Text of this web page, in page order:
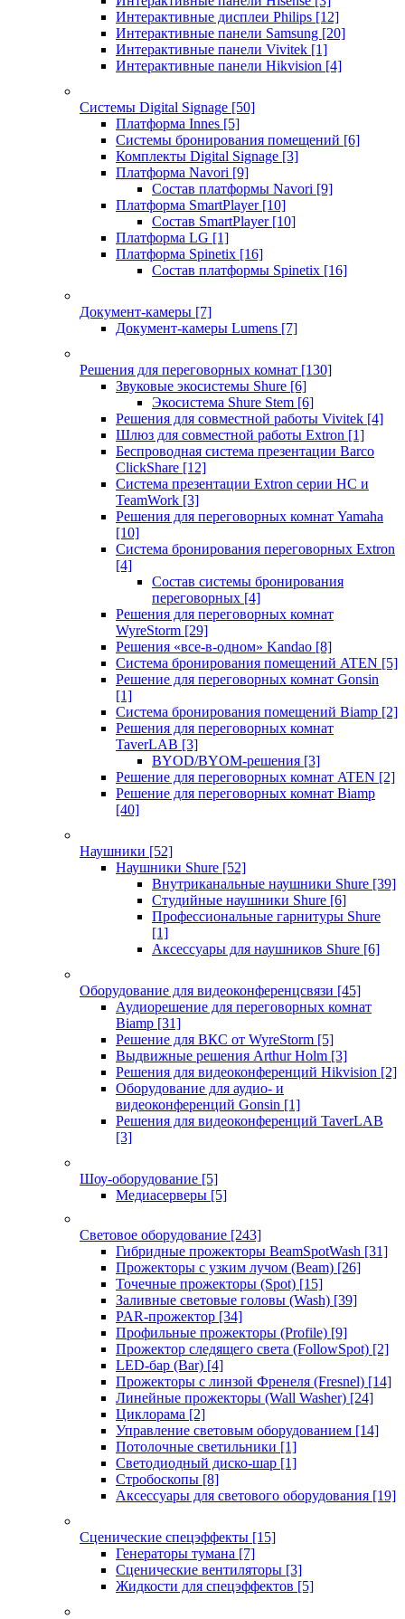
Интерактивные дисплеи Philips [12]
Интерактивные панели Samsung [20]
Интерактивные панели Vivitek [1]
Интерактивные панели Hikvision [4]
Системы Digital Signage [50]
Платформа Innes [5]
Системы бронирования помещений [6]
Комплекты Digital Signage [3]
Платформа Navori [9]
Состав платформы Navori [9]
Платформа SmartPlayer [10]
Состав SmartPlayer [10]
Платформа LG [1]
Платформа Spinetix [16]
Состав платформы Spinetix [16]
Документ-камеры [7]
Документ-камеры Lumens [7]
Решения для переговорных комнат [130]
Звуковые экосистемы Shure [6]
Экосистема Shure Stem [6]
Решения для совместной работы Vivitek [4]
Шлюз для совместной работы Extron [1]
Беспроводная система презентации Barco
ClickShare [12]
Система презентации Extron серии HC и
TeamWork [3]
Решения для переговорных комнат Yamaha
[10]
Система бронирования переговорных Extron
[4]
Состав системы бронирования
переговорных [4]
Решения для переговорных комнат
WyreStorm [29]
Решения «все-в-одном» Kandao [8]
Система бронирования помещений ATEN [5]
Решение для переговорных комнат Gonsin
[1]
Система бронирования помещений Biamp [2]
Решения для переговорных комнат
TaverLAB [3]
BYOD/BYOM-решения [3]
Решение для переговорных комнат ATEN [2]
Решение для переговорных комнат Biamp
[40]
Наушники [52]
Наушники Shure [52]
Внутриканальные наушники Shure [39]
Студийные наушники Shure [6]
Профессиональные гарнитуры Shure
[1]
Аксессуары для наушников Shure [6]
Оборудование для видеоконференцсвязи [45]
Аудиорешение для переговорных комнат
Biamp [31]
Решение для ВКС от WyreStorm [5]
Выдвижные решения Arthur Holm [3]
Решения для видеоконференций Hikvision [2]
Оборудование для аудио- и
видеоконференций Gonsin [1]
Решения для видеоконференций TaverLAB
[3]
Шоу-оборудование [5]
Медиасерверы [5]
Световое оборудование [243]
Гибридные прожекторы BeamSpotWash [31]
Прожекторы с узким лучом (Beam) [26]
Точечные прожекторы (Spot) [15]
Заливные световые головы (Wash) [39]
PAR-прожектор [34]
Профильные прожекторы (Profile) [9]
Прожектор следящего света (FollowSpot) [2]
LED-бар (Bar) [4]
Прожекторы с линзой Френеля (Fresnel) [14]
Линейные прожекторы (Wall Washer) [24]
Циклорама [2]
Управление световым оборудованием [14]
Потолочные светильники [1]
Светодиодный диско-шар [1]
Стробоскопы [8]
Аксессуары для светового оборудования [19]
Сценические спецэффекты [15]
Генераторы тумана [7]
Сценические вентиляторы [3]
Жидкости для спецэффектов [5]